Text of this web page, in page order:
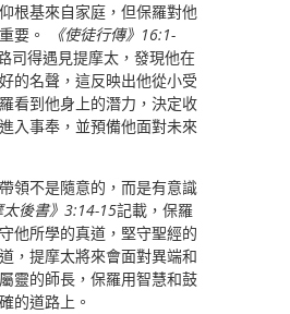
根基來自家庭，但保羅對他
要。
《使徒行傳》16:1-
司得遇見提摩太，發現他在
的名聲，這反映出他從小受
看到他身上的潛力，決定收
入事奉，並預備他面對未來
領不是隨意的，而是有意識
太後書》3:14-15記載，保羅
他所學的真道，堅守聖經的
，提摩太將來會面對異端和
靈的師長，保羅用智慧和鼓
的道路上。